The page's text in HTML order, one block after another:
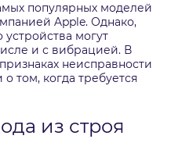
популярных моделей
Apple. Однако,
устройства могут
и с вибрацией. В
неисправности
том, когда требуется
из строя